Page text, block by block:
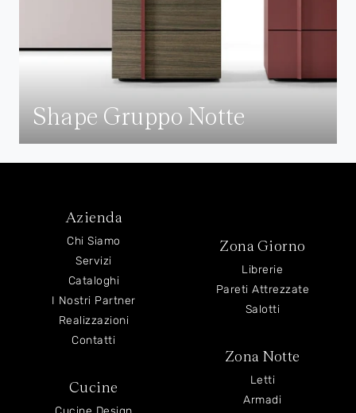
Shape Gruppo Notte
Azienda
Chi Siamo
Servizi
Cataloghi
I Nostri Partner
Realizzazioni
Contatti
Cucine
Zona Giorno
Librerie
Pareti Attrezzate
Salotti
Zona Notte
Letti
Armadi